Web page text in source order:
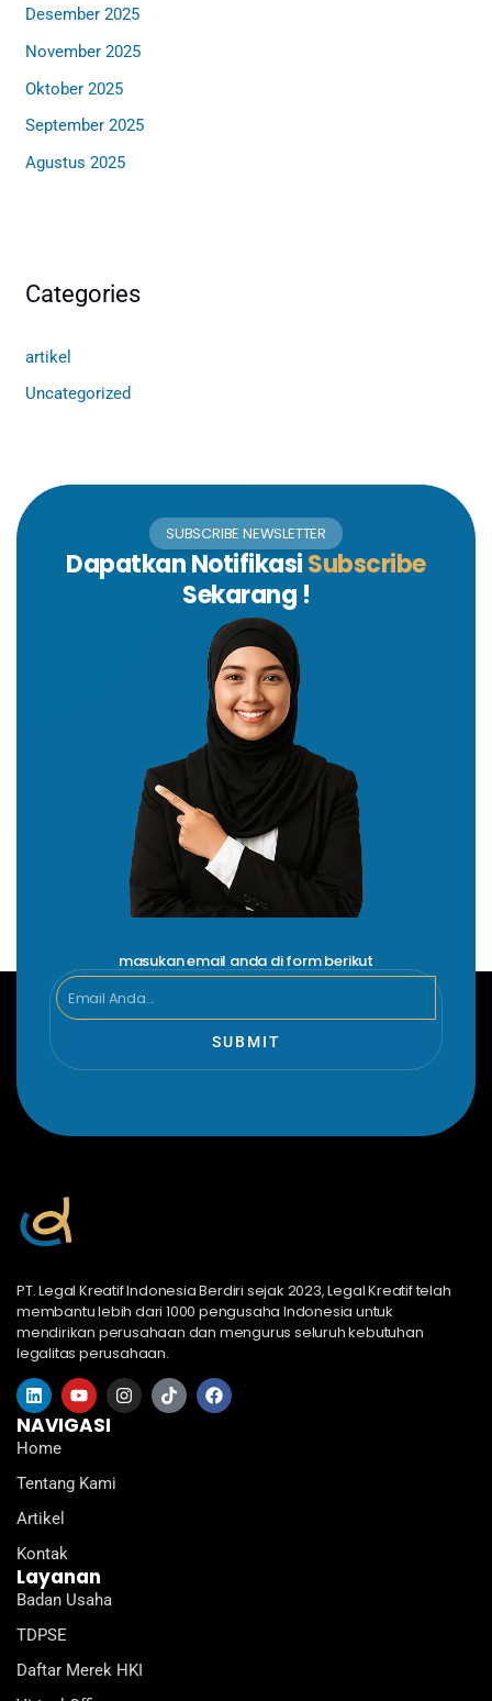
Desember 2025
November 2025
Oktober 2025
September 2025
Agustus 2025
Categories
artikel
Uncategorized
SUBSCRIBE NEWSLETTER
Dapatkan NotifikasiSubscribe
Sekarang !
masukan email anda di form berikut
Email
SUBMIT
PT. Legal Kreatif Indonesia Berdiri sejak 2023, Legal Kreatif telah
membantu lebih dari 1000 pengusaha Indonesia untuk
mendirikan perusahaan dan mengurus seluruh kebutuhan
legalitas perusahaan.
L
i
n
k
e
i
n
Y
o
u
t
b
e
I
n
s
T
i
k
F
a
c
NAVIGASI
Home
Tentang Kami
Artikel
Kontak
Layanan
Badan Usaha
TDPSE
Daftar Merek HKI